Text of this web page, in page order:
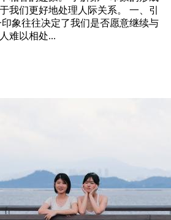
我们更好地处理人际关系。 一、引
象往往决定了我们是否愿意继续与
难以相处...